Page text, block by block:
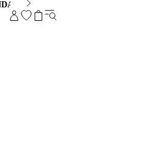
E CAMBIO GRATUITI